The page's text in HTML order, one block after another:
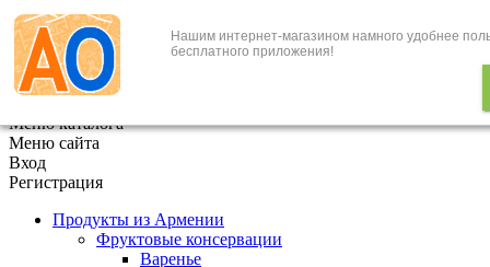
Нашим интернет-магазином намного удобнее
бесплатного приложения!
+7 (495) 646-888-1
В корзине 0 товаров
Меню каталога
Меню сайта
Вход
Регистрация
Продукты из Армении
Фруктовые консервации
Варенье